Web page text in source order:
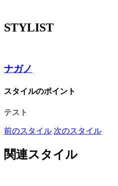
STYLIST
ナガノ
スタイルのポイント
テスト
前のスタイル 次のスタイル
関連スタイル